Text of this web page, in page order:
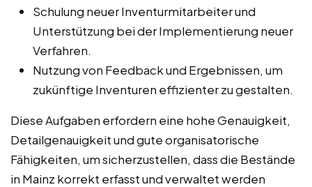
Schulung neuer Inventurmitarbeiter und
Unterstützung bei der Implementierung neuer
Verfahren.
Nutzung von Feedback und Ergebnissen, um
zukünftige Inventuren effizienter zu gestalten.
Diese Aufgaben erfordern eine hohe Genauigkeit,
Detailgenauigkeit und gute organisatorische
Fähigkeiten, um sicherzustellen, dass die Bestände
in Mainz korrekt erfasst und verwaltet werden